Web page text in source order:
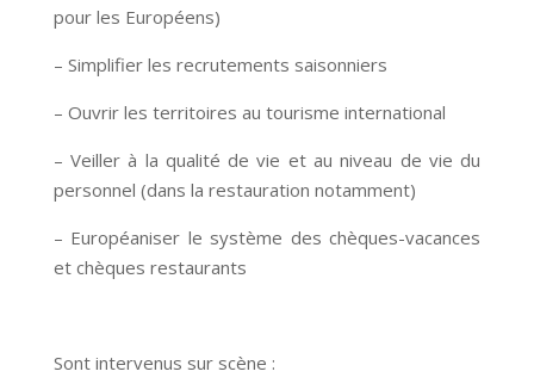
pour les Européens)
– Simplifier les recrutements saisonniers
– Ouvrir les territoires au tourisme international
– Veiller à la qualité de vie et au niveau de vie du
personnel (dans la restauration notamment)
– Européaniser le système des chèques-vacances
et chèques restaurants
Sont intervenus sur scène :